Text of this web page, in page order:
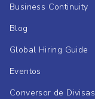
Business Continuity
Blog
Global Hiring Guide
Eventos
Conversor de Divisas